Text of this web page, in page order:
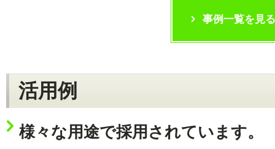
事例一覧を見る
活用例
様々な用途で採用されています。